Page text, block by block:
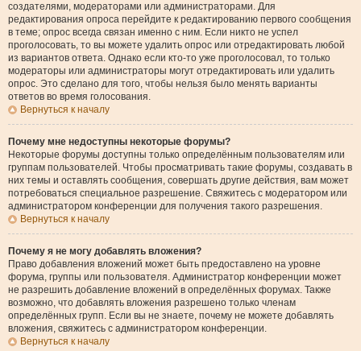
создателями, модераторами или администраторами. Для
редактирования опроса перейдите к редактированию первого сообщения
в теме; опрос всегда связан именно с ним. Если никто не успел
проголосовать, то вы можете удалить опрос или отредактировать любой
из вариантов ответа. Однако если кто-то уже проголосовал, то только
модераторы или администраторы могут отредактировать или удалить
опрос. Это сделано для того, чтобы нельзя было менять варианты
ответов во время голосования.
Вернуться к началу
Почему мне недоступны некоторые форумы?
Некоторые форумы доступны только определённым пользователям или
группам пользователей. Чтобы просматривать такие форумы, создавать в
них темы и оставлять сообщения, совершать другие действия, вам может
потребоваться специальное разрешение. Свяжитесь с модератором или
администратором конференции для получения такого разрешения.
Вернуться к началу
Почему я не могу добавлять вложения?
Право добавления вложений может быть предоставлено на уровне
форума, группы или пользователя. Администратор конференции может
не разрешить добавление вложений в определённых форумах. Также
возможно, что добавлять вложения разрешено только членам
определённых групп. Если вы не знаете, почему не можете добавлять
вложения, свяжитесь с администратором конференции.
Вернуться к началу